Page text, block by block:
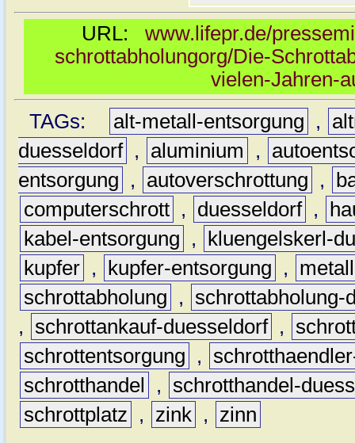
URL: www.lifepr.de/
schrottabholungorg/Die-
vielen-Jahren-
TAGs:
alt-metall-entsorgung ,
duesseldorf , aluminium ,
entsorgung
, autoverschrottung ,
computerschrott , duesseldorf ,
kabel-entsorgung
,
kluengelskerl-
kupfer , kupfer-entsorgung ,
metall
schrottabholung
,
schrottabholung-
,
schrottankauf-duesseldorf ,
schrottentsorgung
,
schrotthandel
,
schrotthandel-
schrottplatz
, zink , zinn